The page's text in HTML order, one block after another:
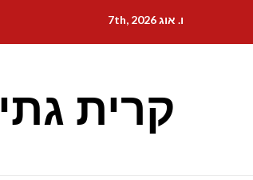
content
ו. אוג 7th, 2026
קרית